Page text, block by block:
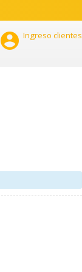
 Ingreso clientes